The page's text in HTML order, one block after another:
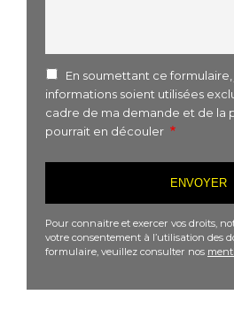
En soumettant ce
informations soient utilisées
cadre de ma demande et de la
pourrait en découler
Pour connaitre et exercer vos droits,
votre consentement à l’utilisation des
formulaire, veuillez consulter nos